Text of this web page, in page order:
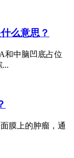
么意思？
和中脑凹底占位
...
膜上的肿瘤，通